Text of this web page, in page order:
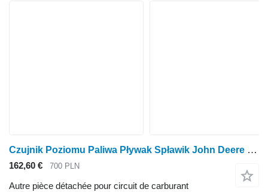
Czujnik Poziomu Paliwa Pływak Spławik John Deere 7000 7010 9000 9020 Flotteur de capteur de niveau de carburant RE2217 pour tracteur à roues John Deere 7000 7010 9000 9020
162,60 € 700 PLN
Autre pièce détachée pour circuit de carburant